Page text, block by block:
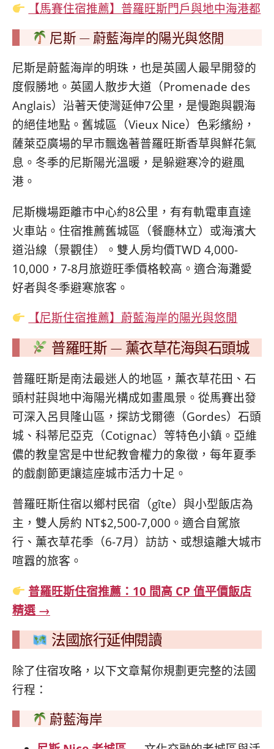
【馬賽住宿推薦】普羅旺斯門戶與地中海港都
尼斯 — 蔚藍海岸的陽光與悠閒
尼斯是蔚藍海岸的明珠，也是英國人最早開發的
度假勝地。英國人散步大道（Promenade des
Anglais）沿著天使灣延伸7公里，是慢跑與觀海
的絕佳地點。舊城區（Vieux Nice）色彩繽紛，
薩萊亞廣場的早市飄逸著普羅旺斯香草與鮮花氣
息。冬季的尼斯陽光溫暖，是躲避寒冷的避風
港。
尼斯機場距離市中心約8公里，有有軌電車直達
火車站。住宿推薦舊城區（餐廳林立）或海濱大
道沿線（景觀佳）。雙人房均價TWD 4,000-
10,000，7-8月旅遊旺季價格較高。適合海灘愛
好者與冬季避寒旅客。
【尼斯住宿推薦】蔚藍海岸的陽光與悠閒
普羅旺斯 — 薰衣草花海與石頭城
普羅旺斯是南法最迷人的地區，薰衣草花田、石
頭村莊與地中海陽光構成如畫風景。從馬賽出發
可深入呂貝隆山區，探訪戈爾德（Gordes）石頭
城、科蒂尼亞克（Cotignac）等特色小鎮。亞維
儂的教皇宮是中世紀教會權力的象徵，每年夏季
的戲劇節更讓這座城市活力十足。
普羅旺斯住宿以鄉村民宿（gîte）與小型飯店為
主，雙人房約 NT$2,500-7,000。適合自駕旅
行、薰衣草花季（6-7月）訪訪、或想遠離大城市
喧囂的旅客。
普羅旺斯住宿推薦：10 間高 CP 值平價飯店
精選 →
法國旅行延伸閱讀
除了住宿攻略，以下文章幫你規劃更完整的法國
行程：
蔚藍海岸